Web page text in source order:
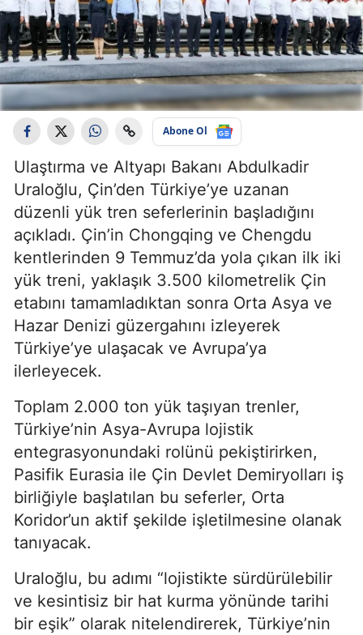
Abone Ol
Ulaştırma ve Altyapı Bakanı Abdulkadir
Uraloğlu, Çin’den Türkiye’ye uzanan
düzenli yük tren seferlerinin başladığını
açıkladı. Çin’in Chongqing ve Chengdu
kentlerinden 9 Temmuz’da yola çıkan ilk iki
yük treni, yaklaşık 3.500 kilometrelik Çin
etabını tamamladıktan sonra Orta Asya ve
Hazar Denizi güzergahını izleyerek
Türkiye’ye ulaşacak ve Avrupa’ya
ilerleyecek.
Toplam 2.000 ton yük taşıyan trenler,
Türkiye’nin Asya-Avrupa lojistik
entegrasyonundaki rolünü pekiştirirken,
Pasifik Eurasia ile Çin Devlet Demiryolları iş
birliğiyle başlatılan bu seferler, Orta
Koridor’un aktif şekilde işletilmesine olanak
tanıyacak.
Uraloğlu, bu adımı “lojistikte sürdürülebilir
ve kesintisiz bir hat kurma yönünde tarihi
bir eşik” olarak nitelendirerek, Türkiye’nin